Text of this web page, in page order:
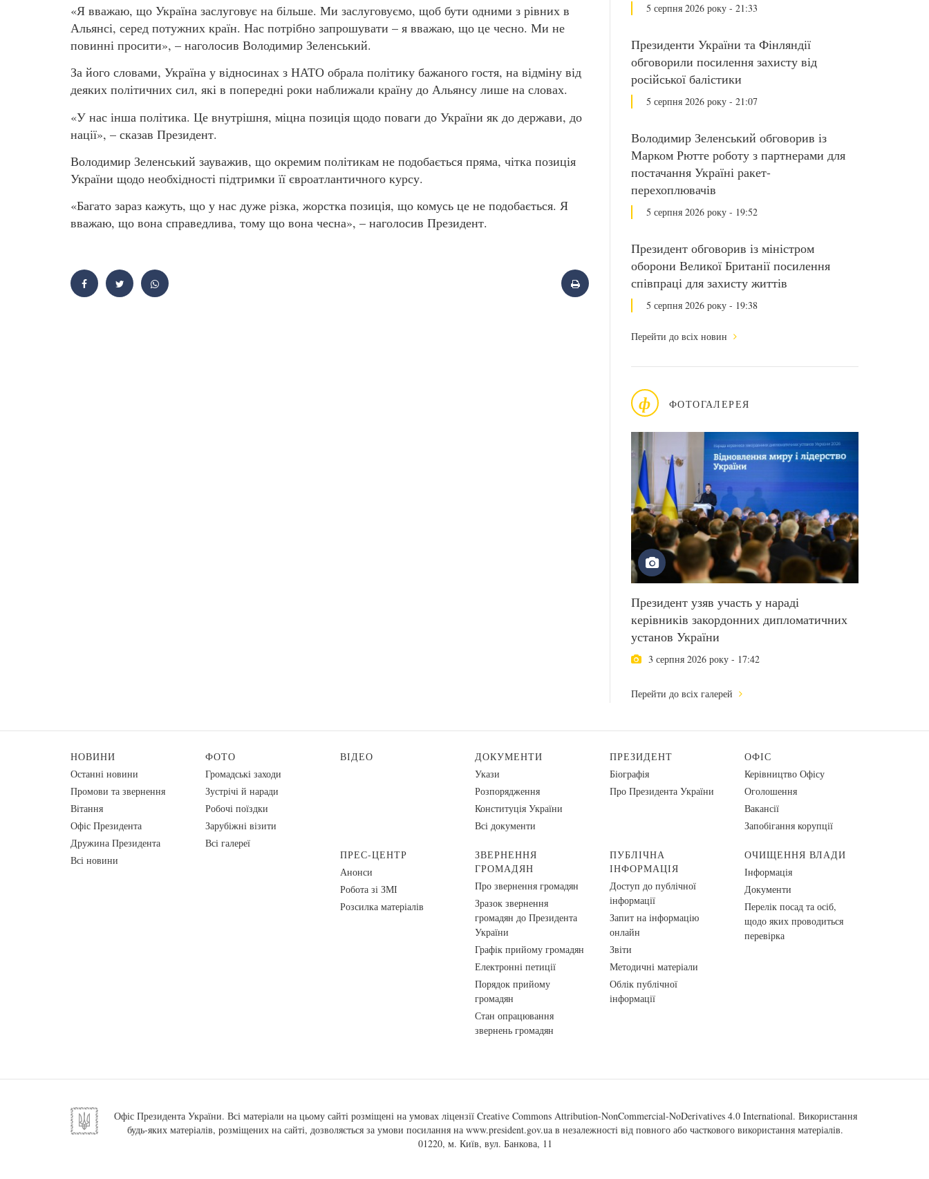
5 серпня 2026 року - 21:33
Президенти України та Фінляндії
обговорили посилення захисту від
російської балістики
5 серпня 2026 року - 21:07
Володимир Зеленський обговорив із
Марком Рютте роботу з партнерами для
постачання Україні ракет-
перехоплювачів
5 серпня 2026 року - 19:52
Президент обговорив із міністром
оборони Великої Британії посилення
співпраці для захисту життів
5 серпня 2026 року - 19:38
Перейти до всіх новин
ф ФОТОГАЛЕРЕЯ
Президент узяв участь у нараді
керівників закордонних дипломатичних
установ України
3 серпня 2026 року - 17:42
Перейти до всіх галерей
«Я вважаю, що Україна заслуговує на більше. Ми заслуговуємо, щоб бути одними з рівних в
Альянсі, серед потужних країн. Нас потрібно запрошувати – я вважаю, що це чесно. Ми не
повинні просити», – наголосив Володимир Зеленський.
За його словами, Україна у відносинах з НАТО обрала політику бажаного гостя, на відміну від
деяких політичних сил, які в попередні роки наближали країну до Альянсу лише на словах.
«У нас інша політика. Це внутрішня, міцна позиція щодо поваги до України як до держави, до
нації», – сказав Президент.
Володимир Зеленський зауважив, що окремим політикам не подобається пряма, чітка позиція
України щодо необхідності підтримки її євроатлантичного курсу.
«Багато зараз кажуть, що у нас дуже різка, жорстка позиція, що комусь це не подобається. Я
вважаю, що вона справедлива, тому що вона чесна», – наголосив Президент.
НОВИНИ
Останні новини
Промови та звернення
Вiтання
Офіс Президента
Дружина Президента
Всі новини
ФОТО
Громадські заходи
Зустрічі й наради
Робочі поїздки
Зарубіжні візити
Всі галереї
ВІДЕО
ДОКУМЕНТИ
Укази
Розпорядження
Конституція України
Всі документи
ПРЕЗИДЕНТ
Біографія
Про Президента України
ОФІС
Керівництво Офісу
Оголошення
Вакансії
Запобігання корупції
ПРЕС-ЦЕНТР
Анонси
Робота зі ЗМІ
Розсилка матеріалів
ЗВЕРНЕННЯ
ГРОМАДЯН
Про звернення громадян
Зразок звернення
громадян до Президента
України
Графік прийому громадян
Електронні петиції
Порядок прийому
громадян
Стан опрацювання
звернень громадян
ПУБЛІЧНА
ІНФОРМАЦІЯ
Доступ до публічної
інформації
Запит на інформацію
онлайн
Звіти
Методичні матеріали
Облік публічної
інформації
ОЧИЩЕННЯ ВЛАДИ
Інформація
Документи
Перелік посад та осіб,
щодо яких проводиться
перевірка
Офіс Президента України. Всі матеріали на цьому сайті розміщені на умовах ліцензії Creative Commons Attribution-NonCommercial-NoDerivatives 4.0 International. Використання
будь-яких матеріалів, розміщених на сайті, дозволяється за умови посилання на www.president.gov.ua в незалежності від повного або часткового використання матеріалів.
01220, м. Київ, вул. Банкова, 11